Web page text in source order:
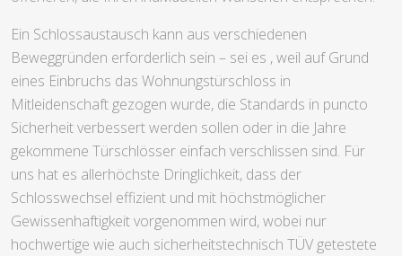
Ein Schlossaustausch kann aus verschiedenen
Beweggründen erforderlich sein – sei es , weil auf Grund
eines Einbruchs das Wohnungstürschloss in
Mitleidenschaft gezogen wurde, die Standards in puncto
Sicherheit verbessert werden sollen oder in die Jahre
gekommene Türschlösser einfach verschlissen sind. Für
uns hat es allerhöchste Dringlichkeit, dass der
Schlosswechsel effizient und mit höchstmöglicher
Gewissenhaftigkeit vorgenommen wird, wobei nur
hochwertige wie auch sicherheitstechnisch TÜV getestete